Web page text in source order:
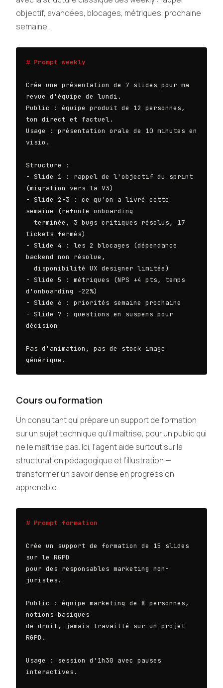
objectif, avancées, blocages, métriques, prochaine
semaine.
# Prompt weekly
Crée une présentation de 7 slides pour ma
revue d'équipe de lundi.
Public : équipe produit de 12 personnes,
ton direct et factuel.
Usage : présentation orale de 10 minutes en
visio.
Structure :
- Slide 1 : rappel de l'objectif du sprint
(migration vers la V3)
- Slide 2-3 : ce qu'on a livré cette
semaine (refonte onboarding
tickets fermés)
- Slide 4 : les 2 blocages (dépendance
backend non résolue,
- Slide 5 : métriques (NPS +4 pts, temps
d'onboarding -22%)
- Slide 6 : priorités semaine prochaine
- Slide 7 : questions en suspens pour
décision
Pas d'animation, pas de stock image
générique.
Cours ou formation
Un consultant qui prépare un support de formation
sur un sujet technique qu’il maîtrise, pour un public qui
ne le maîtrise pas. Ici, l’agent aide surtout sur la
structuration pédagogique et l’illustration —
transformer un savoir dense en progression
apprenable.
# Prompt formation
Crée un support de formation de 15 slides
sur le RGPD
pour des responsables marketing non-
juristes.
Public : équipe marketing de 8 personnes,
notions basiques
de droit, jamais travaillé sur un projet
RGPD.
Usage : session d'1h30 avec pauses
interactives.